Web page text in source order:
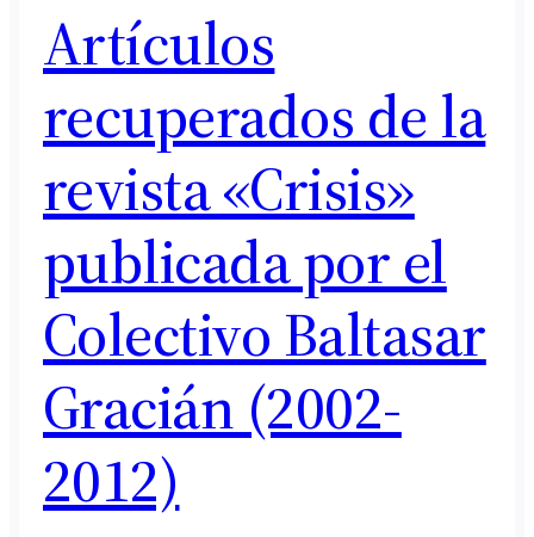
Artículos
recuperados de la
revista «Crisis»
publicada por el
Colectivo Baltasar
Gracián (2002-
2012)